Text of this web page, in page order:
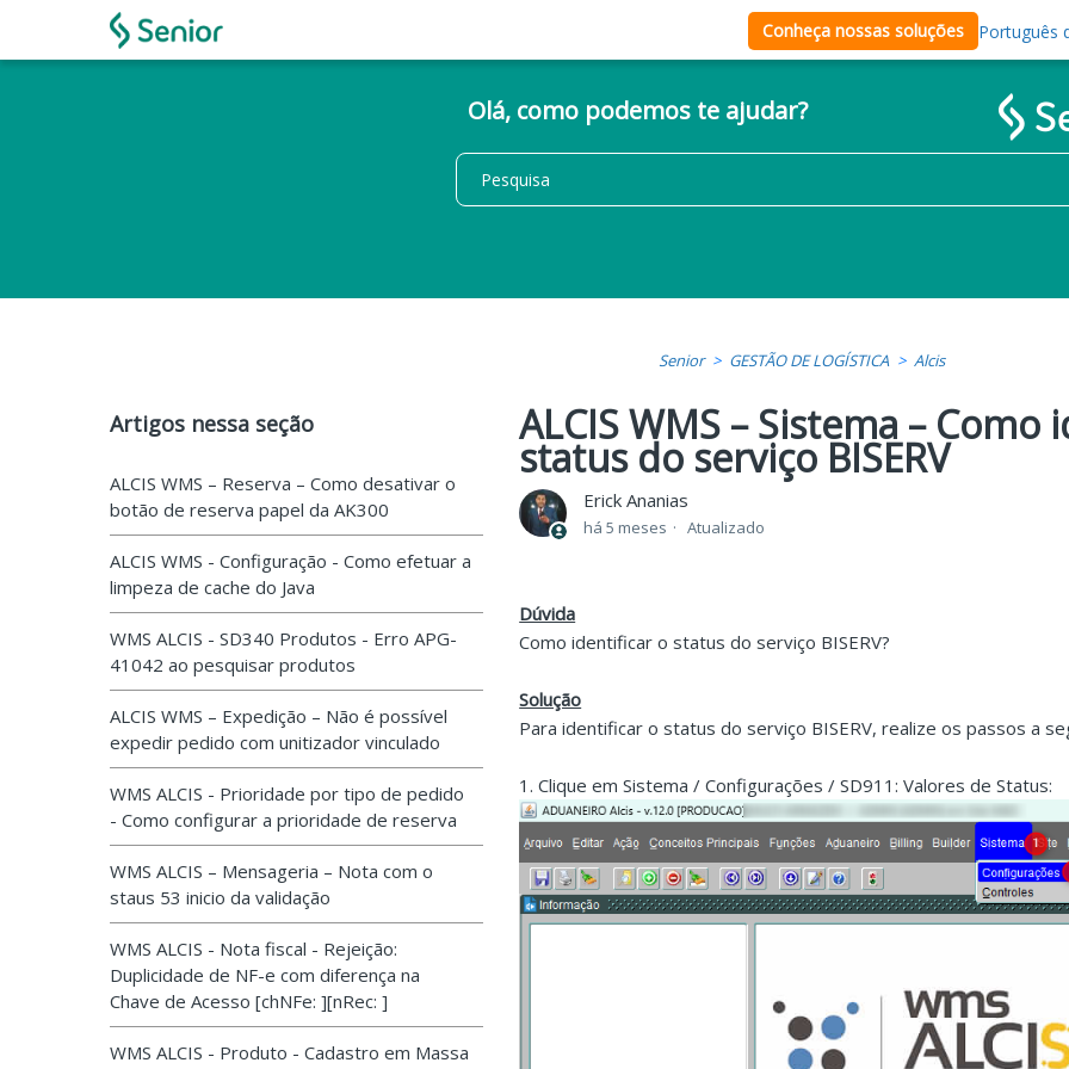
Conheça nossas soluções Português
Olá, como podemos te ajudar?
Senior GESTÃO DE LOGÍSTICA Alcis
Artigos nessa seção
ALCIS WMS – Reserva – Como desativar o
botão de reserva papel da AK300
ALCIS WMS - Configuração - Como efetuar a
limpeza de cache do Java
WMS ALCIS - SD340 Produtos - Erro APG-
41042 ao pesquisar produtos
ALCIS WMS – Expedição – Não é possível
expedir pedido com unitizador vinculado
WMS ALCIS - Prioridade por tipo de pedido
- Como configurar a prioridade de reserva
WMS ALCIS – Mensageria – Nota com o
staus 53 inicio da validação
WMS ALCIS - Nota fiscal - Rejeição:
Duplicidade de NF-e com diferença na
Chave de Acesso [chNFe: ][nRec: ]
WMS ALCIS - Produto - Cadastro em Massa
ALCIS WMS – Sistema –
status do serviço BISERV
Erick Ananias
há 5 meses Atualizado
Dúvida
Como identificar o status do serviço BISERV?
Solução
Para identificar o status do serviço BISERV, realize os passos a
1. Clique em Sistema / Configurações / SD911: Valores de Status: